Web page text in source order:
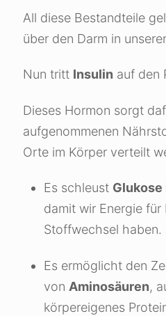
All diese Bestandteile
über den Darm in
Nun tritt Insulin auf den
Dieses Hormon sorgt
aufgenommenen
Orte im Körper verteilt
Es schleust
damit wir Energie für
Stoffwechsel haben.
Es ermöglicht den
von Aminosäuren,
körpereigenes